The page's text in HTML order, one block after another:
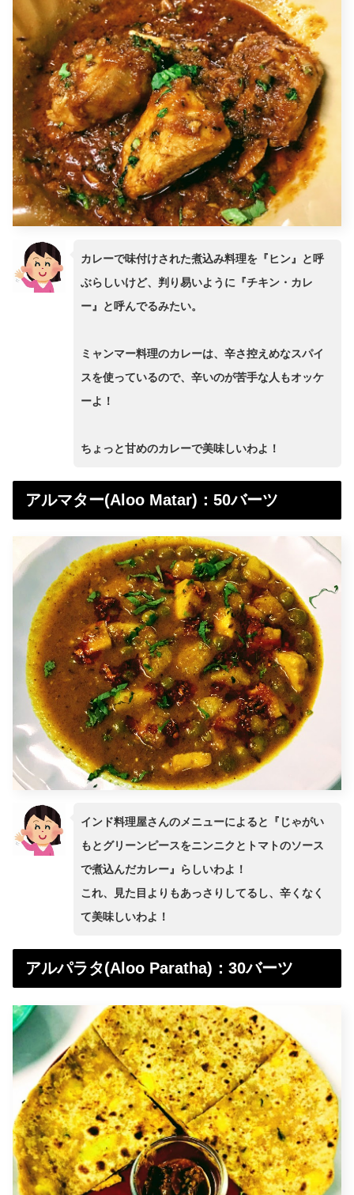
カレーで味付けされた煮込み料理を『ヒン』と呼
ぶらしいけど、判り易いように『チキン・カレ
ー』と呼んでるみたい。
ミャンマー料理のカレーは、辛さ控えめなスパイ
スを使っているので、辛いのが苦手な人もオッケ
ーよ！
ちょっと甘めのカレーで美味しいわよ！
アルマター(Aloo Matar)：50バーツ
インド料理屋さんのメニューによると『じゃがい
もとグリーンピースをニンニクとトマトのソース
で煮込んだカレー』らしいわよ！
これ、見た目よりもあっさりしてるし、辛くなく
て美味しいわよ！
アルパラタ(Aloo Paratha)：30バーツ